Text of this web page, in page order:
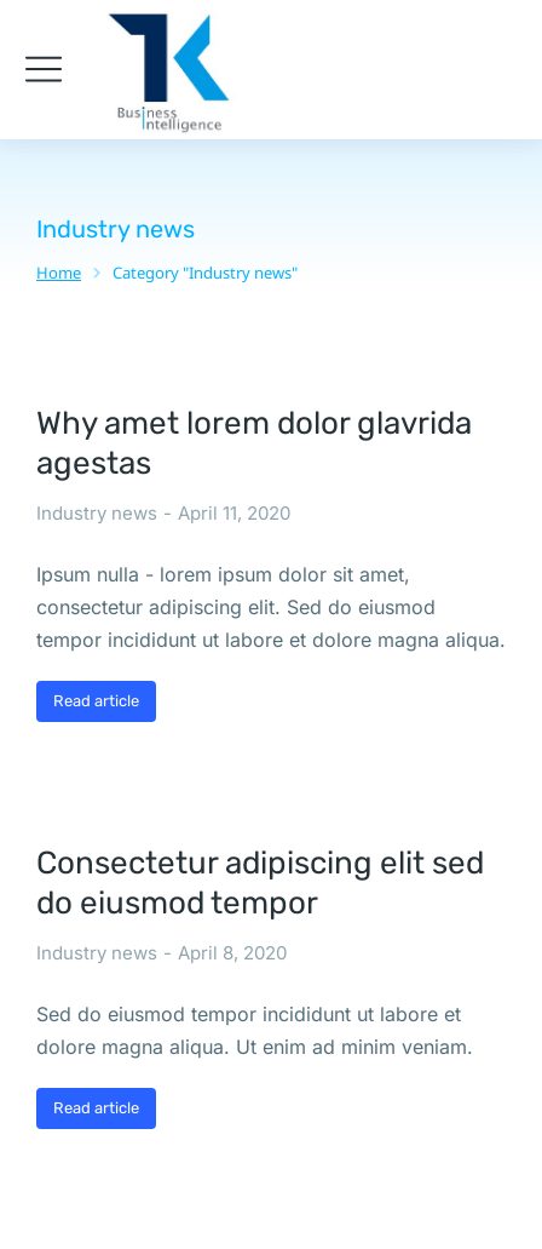
Industry news
You are here:
Home Category "Industry news"
Why amet lorem dolor glavrida
agestas
Industry news April 11, 2020
Ipsum nulla - lorem ipsum dolor sit amet,
consectetur adipiscing elit. Sed do eiusmod
tempor incididunt ut labore et dolore magna aliqua.
Read article
Consectetur adipiscing elit sed
do eiusmod tempor
Industry news April 8, 2020
Sed do eiusmod tempor incididunt ut labore et
dolore magna aliqua. Ut enim ad minim veniam.
Read article